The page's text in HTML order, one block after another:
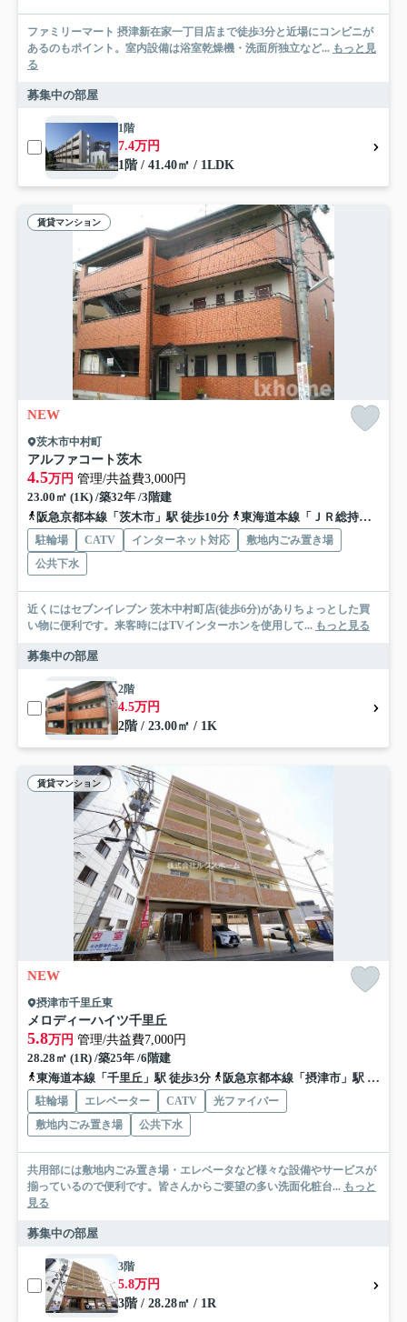
ファミリーマート 摂津新在家一丁目店まで徒歩3分と近場にコンビニが
あるのもポイント。室内設備は浴室乾燥機・洗面所独立など... もっと見
る
募集中の部屋
1階
7.4万円
1階 / 41.40㎡ / 1LDK
賃貸マンション
NEW
茨木市中村町
アルファコート茨木
4.5万円 管理/共益費3,000円
23.00㎡ (1K) /築32年 /3階建
阪急京都本線「茨木市」駅 徒歩10分
東海道本線「ＪＲ総持寺」駅 徒歩17分
駐輪場 CATV インターネット対応
敷地内ごみ置き場
公共下水
近くにはセブンイレブン 茨木中村町店(徒歩6分)がありちょっとした買
い物に便利です。来客時にはTVインターホンを使用して... もっと見る
募集中の部屋
2階
4.5万円
2階 / 23.00㎡ / 1K
賃貸マンション
NEW
摂津市千里丘東
メロディーハイツ千里丘
5.8万円 管理/共益費7,000円
28.28㎡ (1R) /築25年 /6階建
東海道本線「千里丘」駅 徒歩3分
阪急京都本線「摂津市」駅 徒歩6分
駐輪場 エレベーター CATV
光ファイバー
敷地内ごみ置き場
公共下水
共用部には敷地内ごみ置き場・エレベータなど様々な設備やサービスが
揃っているので便利です。皆さんからご要望の多い洗面化粧台... もっと
見る
募集中の部屋
3階
5.8万円
3階 / 28.28㎡ / 1R